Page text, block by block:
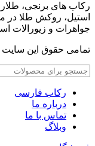
رکاب های برنجی،
استیل، روکش طلا در
جواهرات و زیورالات
تمامی حقوق این سایت
رکاب فارسی
درباره ما
تماس با ما
وبلاگ